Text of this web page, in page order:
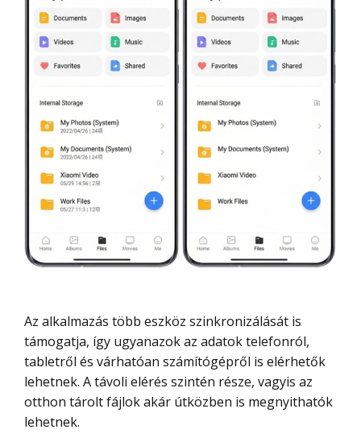
Az alkalmazás több eszköz szinkronizálását is
támogatja, így ugyanazok az adatok telefonról,
tabletről és várhatóan számítógépről is elérhetők
lehetnek. A távoli elérés szintén része, vagyis az
otthon tárolt fájlok akár útközben is megnyithatók
lehetnek.